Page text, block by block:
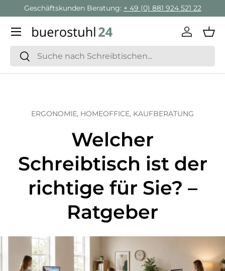
Direkt zum Inhalt
Geschäftskunden Beratung: + 49 (0) 881 924 521 22
Suchen
Suchen
Menü
ERGONOMIE, HOMEOFFICE, KAUFBERATUNG
Welcher
Schreibtisch ist der
richtige für Sie? –
Ratgeber